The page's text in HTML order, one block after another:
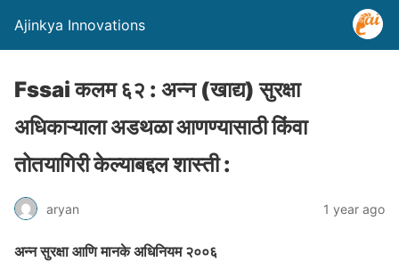
Ajinkya Innovations
Fssai कलम ६२ : अन्न (खाद्य) सुरक्षा
अधिकाऱ्याला अडथळा आणण्यासाठी किंवा
तोतयागिरी केल्याबद्दल शास्ती :
aryan 1 year ago
अन्न सुरक्षा आणि मानके अधिनियम २००६